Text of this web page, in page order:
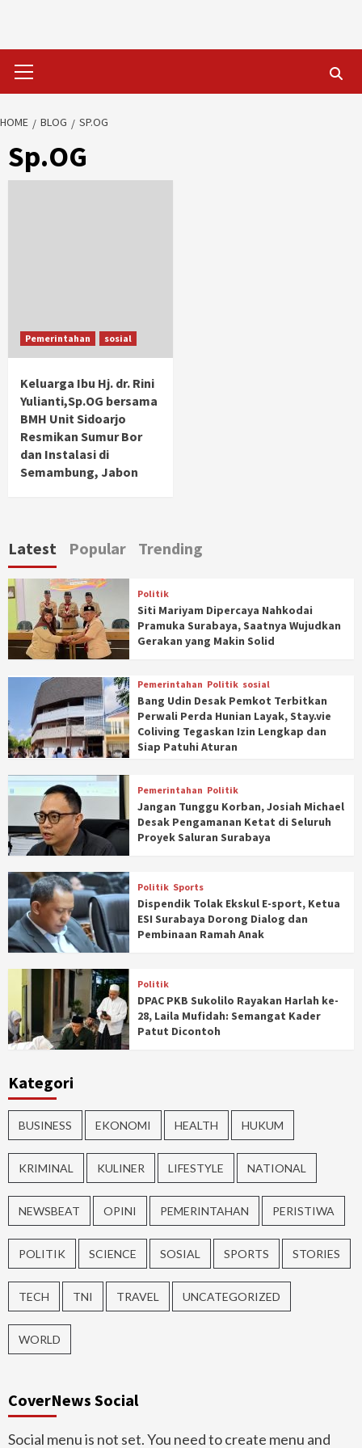
Menu
HOME BLOG SP.OG
Sp.OG
Pemerintahan sosial
Keluarga Ibu Hj. dr. Rini
Yulianti,Sp.OG bersama
BMH Unit Sidoarjo
Resmikan Sumur Bor
dan Instalasi di
Semambung, Jabon
Latest Popular Trending
Politik
Siti Mariyam Dipercaya Nahkodai
Pramuka Surabaya, Saatnya Wujudkan
Gerakan yang Makin Solid
Pemerintahan Politik sosial
Bang Udin Desak Pemkot Terbitkan
Perwali Perda Hunian Layak, Stay.vie
Coliving Tegaskan Izin Lengkap dan
Siap Patuhi Aturan
Pemerintahan Politik
Jangan Tunggu Korban, Josiah Michael
Desak Pengamanan Ketat di Seluruh
Proyek Saluran Surabaya
Politik Sports
Dispendik Tolak Ekskul E-sport, Ketua
ESI Surabaya Dorong Dialog dan
Pembinaan Ramah Anak
Politik
DPAC PKB Sukolilo Rayakan Harlah ke-
28, Laila Mufidah: Semangat Kader
Patut Dicontoh
Kategori
BUSINESS EKONOMI HEALTH HUKUM
KRIMINAL KULINER LIFESTYLE NATIONAL
NEWSBEAT OPINI PEMERINTAHAN PERISTIWA
POLITIK SCIENCE SOSIAL SPORTS STORIES
TECH TNI TRAVEL UNCATEGORIZED
WORLD
CoverNews Social
Social menu is not set. You need to create menu and